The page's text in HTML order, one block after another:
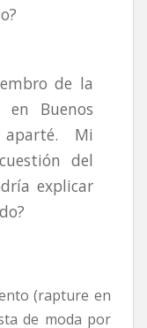
de la
en Buenos
Mi
del
explicar
(rapture en
de moda por